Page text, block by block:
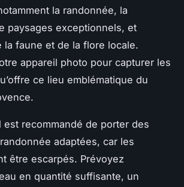
la randonnée, la
paysages exceptionnels, et
la faune et de la flore locale.
appareil photo pour capturer les
ce lieu emblématique du
est recommandé de porter des
adaptées, car les
être escarpés. Prévoyez
en quantité suffisante, un